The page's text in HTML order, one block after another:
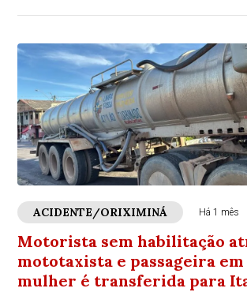
ACIDENTE/ORIXIMINÁ Há 1 mês
Motorista sem habilitação
mototaxista e passageira
mulher é transferida para